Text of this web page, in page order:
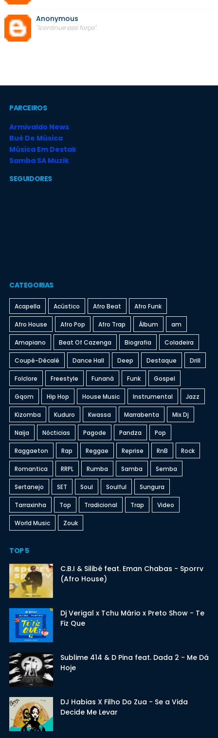
Anonymous
"icontinue assi força"
PARCEIROS
Armivaldo News
Bué De Música
Música Em Destak
Samba SA Muzik
SEGUIDORES
CATEGORIAS
Acapella Acústico Afro Beat Afro Funk
Afro House Afro Pop Afro Trap Álbum am
Amapiano Beat Of Cazenga Biografia Coladeira
Coupé-Décalé Dance Hall Deep Destaque Drill
Folclore Freestyle Funaná Funk Gospel
Gqom Hip Hop House Music Instrumental Jazz
Kizomba Kuduro Kwassa Marrabenta Mix Dj
Naija Nócticias Pagode Pandza Pop
Raggaeton Rap Reggae Reprise RnB Rock
Romantica RRPL Rumba Samba Semba
Sertanejo SET Soul Soulful Sungura
Tarraxinha Top Tradicional Trap Video
World Music Zouk
TOP 5
C.B.I & Silibé feat. Eman Chabas - Sporrv
(Afro House)
Dj Verigal x Tchu Mário x Preto Show - Te
Fiz Que
Sublime 414 & D Pina feat. Dada 2 - Me Dá
Hoje
DJ Habias X Filho Do Zua - Se a Vida
Decide Me Levar